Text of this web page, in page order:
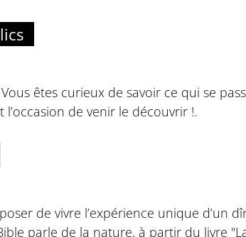
êtes curieux de savoir ce qui se
de venir le découvrir !.
de vivre l’expérience unique d’un
parle de la nature, à partir du livre